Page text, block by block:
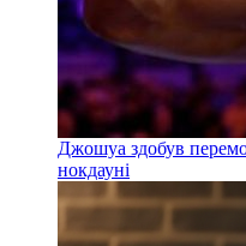
Джошуа здобув
нокдауні